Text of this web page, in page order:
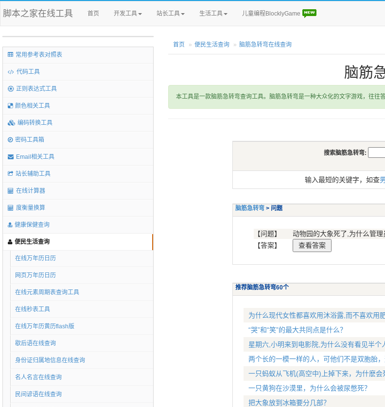
脚本之家在线工具 首页 开发工具 站长工具 生活工具 儿童编程BlocklyGame
常用参考表对照表
代码工具
正则表达式工具
颜色相关工具
编码转换工具
密码工具箱
Email相关工具
站长辅助工具
在线计算器
度衡量换算
健康保健查询
便民生活查询
在线万年历日历
网页万年历日历
在线元素周期表查询工具
在线秒表工具
在线万年历黄历flash版
歇后语在线查询
身份证归属地信息在线查询
名人名言在线查询
民间谚语在线查询
首页 便民生活查询 脑筋急转弯在线查询
脑筋
本工具是一款脑筋急转弯查询工具。脑筋急转弯是一种大众化的文字游戏，往往
搜索脑筋急转弯:
输入最短的关键字，如查
脑筋急转弯> 问题
【问题】
动物园的大象死了,为什么管
【答案】
推荐脑筋急转弯60个
为什么现代女性都喜欢用沐浴露,而不喜欢用
“哭”和“笑”的最大共同点是什么？
星期六,小明来到电影院,为什么没有看见半个
两个长的一模一样的人，可他们不是双胞胎，
一只蚂蚁从飞机(高空中)上掉下来，为什麽会
一只黄狗在沙漠里，为什么会被尿憋死？
把大象放到冰箱要分几部？